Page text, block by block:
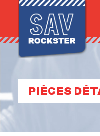
PIÈCES